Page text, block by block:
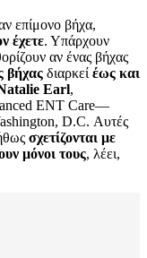
επίμονο βήχα,
έχετε. Υπάρχουν
αν ένας βήχας
βήχας διαρκεί έως και
Earl,
ENT Care—
D.C. Αυτές
σχετίζονται με
μόνοι τους, λέει,